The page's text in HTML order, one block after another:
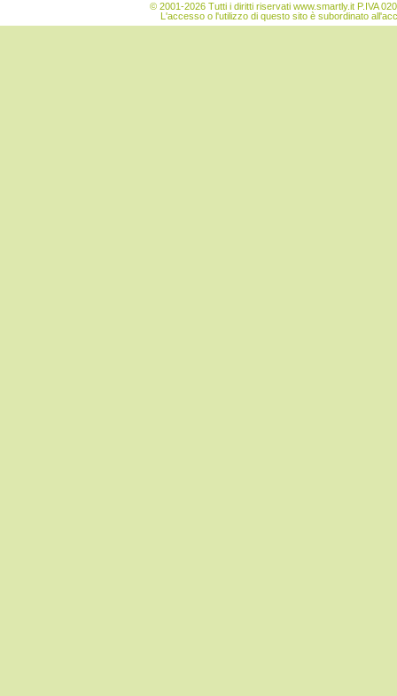
© 2001-2026 Tutti i diritti riservati www.smartly.it P.IVA
L'accesso o l'utilizzo di questo sito è subordinato